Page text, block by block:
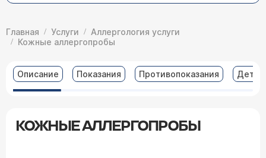
Главная Услуги
Аллергология услуги
Кожные аллергопробы
Описание Показания Противопоказания
КОЖНЫЕ АЛЛЕРГОПРОБЫ